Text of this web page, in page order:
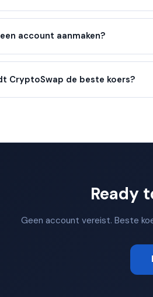
account aanmaken?
CryptoSwap de beste koers?
Ready
Geen account vereist. Beste